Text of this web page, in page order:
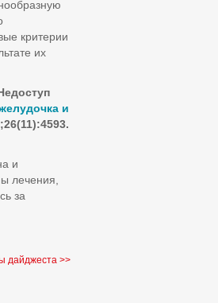
критерии
их
и
и
лечения,
за
дайджеста >>